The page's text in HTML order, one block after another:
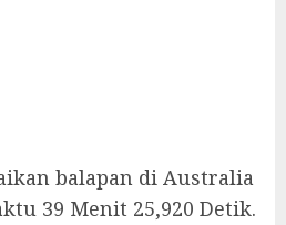
balapan di Australia
39 Menit 25,920 Detik.